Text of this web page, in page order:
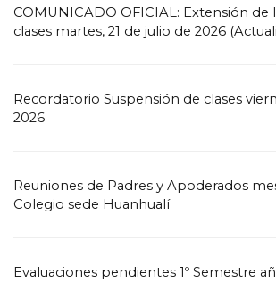
COMUNICADO OFICIAL: Extensión de
clases martes, 21 de julio de 2026
Recordatorio Suspensión de clases
2026
Reuniones de Padres y Apoderados
Colegio sede Huanhualí
Evaluaciones pendientes 1º Semestre